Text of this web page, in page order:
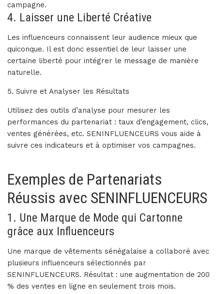
campagne.
4. Laisser une Liberté Créative
Les influenceurs connaissent leur audience mieux que
quiconque. Il est donc essentiel de leur laisser une
certaine liberté pour intégrer le message de manière
naturelle.
5. Suivre et Analyser les Résultats
Utilisez des outils d’analyse pour mesurer les
performances du partenariat : taux d’engagement, clics,
ventes générées, etc. SENINFLUENCEURS vous aide à
suivre ces indicateurs et à optimiser vos campagnes.
Exemples de Partenariats
Réussis avec SENINFLUENCEURS
1. Une Marque de Mode qui Cartonne
grâce aux Influenceurs
Une marque de vêtements sénégalaise a collaboré avec
plusieurs influenceurs sélectionnés par
SENINFLUENCEURS. Résultat : une augmentation de 200
% des ventes en ligne en seulement trois mois.